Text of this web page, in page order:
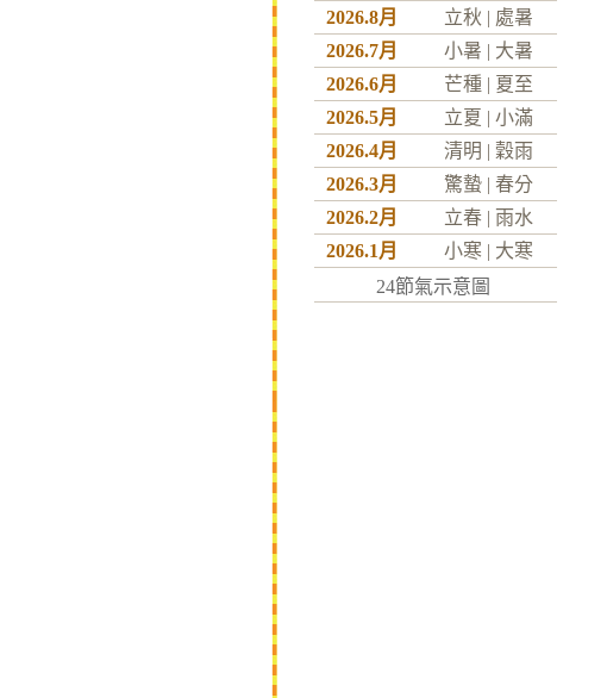
2026.8月
立秋 | 處暑
2026.7月
小暑 | 大暑
2026.6月
芒種 | 夏至
2026.5月
立夏 | 小滿
2026.4月
清明 | 穀雨
2026.3月
驚蟄 | 春分
2026.2月
立春 | 雨水
2026.1月
小寒 | 大寒
24節氣示意圖